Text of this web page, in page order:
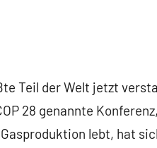
Teil der Welt jetzt
28 genannte
lebt, hat